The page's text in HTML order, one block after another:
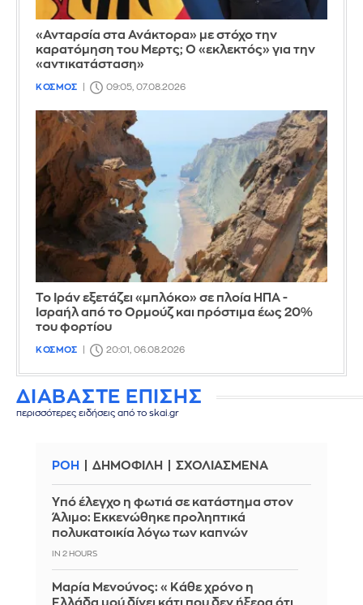
«Ανταρσία στα Ανάκτορα» με στόχο την
καρατόμηση του Μερτς; Ο «εκλεκτός» για την
«αντικατάσταση»
ΚΟΣΜΟΣ 09:05, 07.08.2026
Το Ιράν εξετάζει «μπλόκο» σε πλοία ΗΠΑ -
Ισραήλ από το Ορμούζ και πρόστιμα έως 20%
του φορτίου
ΚΟΣΜΟΣ 20:01, 06.08.2026
ΔΙΑΒΑΣΤΕ ΕΠΙΣΗΣ
περισσότερες ειδήσεις από το skai.gr
ΡΟΗ ΔΗΜΟΦΙΛΗ ΣΧΟΛΙΑΣΜΕΝΑ
Yπό έλεγχο η φωτιά σε κατάστημα στον
Άλιμο: Εκκενώθηκε προληπτικά
πολυκατοικία λόγω των καπνών
IN 2 HOURS
Μαρία Μενούνος: «Κάθε χρόνο η